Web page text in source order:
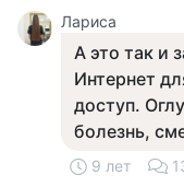
Лариса
А это так и
Интернет
доступ.
болезнь,
9 лет